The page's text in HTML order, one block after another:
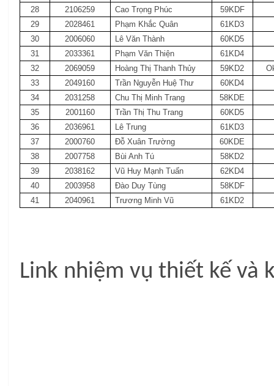
28
2106259 Cao Trọng Phúc
59KDF
29
2028461 Phạm Khắc Quân
61KD3
30
2006060 Lê Văn Thành
60KD5
31
2033361 Phạm Văn Thiện
61KD4
32
2069059 Hoàng Thị Thanh Thủy 59KD2
33
2049160 Trần Nguyễn Huệ Thư
60KD4
34
2031258 Chu Thị Minh Trang
58KDE
35
2001160 Trần Thị Thu Trang
60KD5
36
2036961 Lê Trung
61KD3
37
2000760 Đỗ Xuân Trường
60KDE
38
2007758 Bùi Anh Tú
58KD2
39
2038162 Vũ Huy Mạnh Tuấn
62KD4
40
2003958 Đào Duy Tùng
58KDF
41
2040961 Trương Minh Vũ 61KD2
Link nhiệm vụ thiết kế